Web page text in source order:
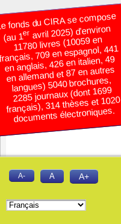
fonds du CIRA se compose
(au 1eravril 2025) d’environ
11780 livres (10059 en
709 en espagnol, 441
en anglais, 426 en italien, 49
en allemand et 87 en autres
langues) 5040 brochures,
2285 journaux (dont 1699
français), 314 thèses et 1020
documents électroniques.
A- A A+